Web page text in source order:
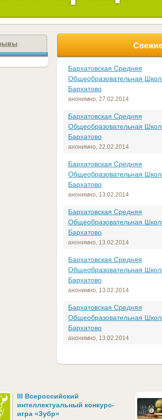
Бархатовская Средняя
Общеобразовательная
Бархатово
анонимно, 27.02.2014
Бархатовская Средняя
Общеобразовательная
Бархатово
анонимно, 22.02.2014
Бархатовская Средняя
Общеобразовательная
Бархатово
анонимно, 13.02.2014
Бархатовская Средняя
Общеобразовательная
Бархатово
анонимно, 13.02.2014
Бархатовская Средняя
Общеобразовательная
Бархатово
анонимно, 13.02.2014
Бархатовская Средняя
Общеобразовательная
Бархатово
анонимно, 13.02.2014
III Всероссийский
интеллектуальный конкурс-
игра «Зубр»